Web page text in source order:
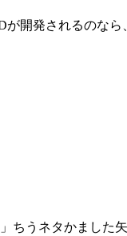
開発されるのなら
ちうネタかました